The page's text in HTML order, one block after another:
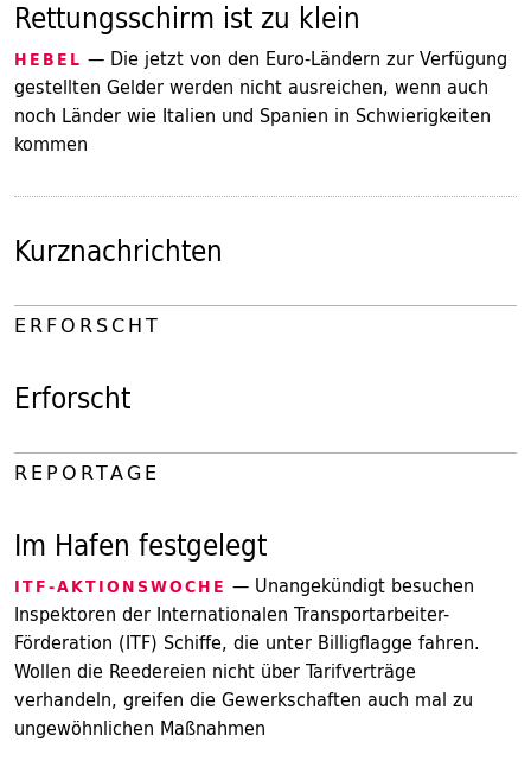
Rettungsschirm ist zu klein
HEBEL — Die jetzt von den Euro-Ländern zur Verfügung
gestellten Gelder werden nicht ausreichen, wenn auch
noch Länder wie Italien und Spanien in Schwierigkeiten
kommen
Kurznachrichten
ERFORSCHT
Erforscht
REPORTAGE
Im Hafen festgelegt
ITF-AKTIONSWOCHE — Unangekündigt besuchen
Inspektoren der Internationalen Transportarbeiter-
Förderation (ITF) Schiffe, die unter Billigflagge fahren.
Wollen die Reedereien nicht über Tarifverträge
verhandeln, greifen die Gewerkschaften auch mal zu
ungewöhnlichen Maßnahmen